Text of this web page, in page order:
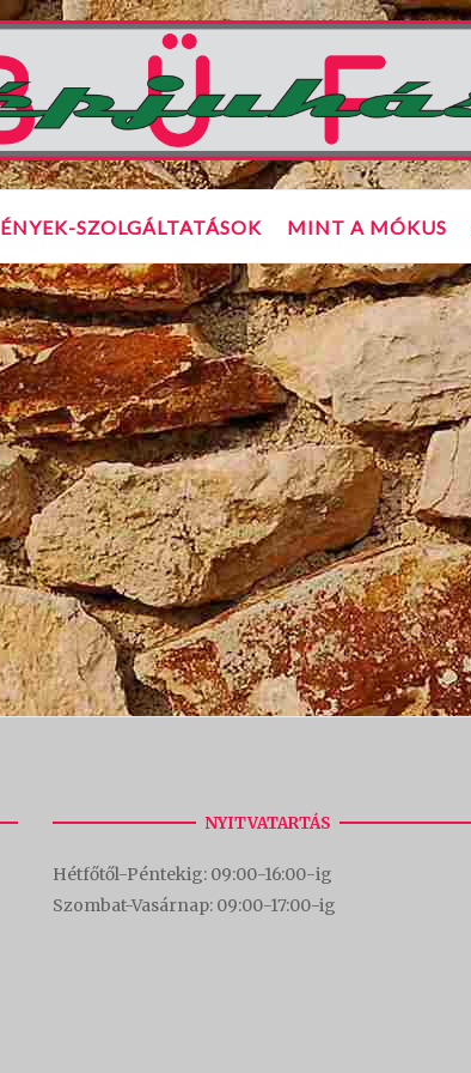
SZOLGÁLTATÁSOK MINT A MÓKUS
NYITVATARTÁS
Hétfőtől-Péntekig: 09:00-16:00-ig
Szombat-Vasárnap: 09:00-17:00-ig